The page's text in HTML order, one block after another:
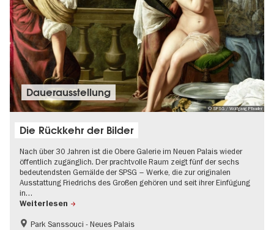
© SPSG / Wolfgang Pfauder
Dauer­aus­stel­lung
Die Rückkehr der Bilder
Nach über 30 Jahren ist die Obere Galerie im Neuen Palais wieder
öffentlich zugänglich. Der prachtvolle Raum zeigt fünf der sechs
bedeutendsten Gemälde der SPSG – Werke, die zur originalen
Ausstattung Friedrichs des Großen gehören und seit ihrer Einfügung
in…
Weiterlesen
Brandenburg
Park Sanssouci - Neues Palais